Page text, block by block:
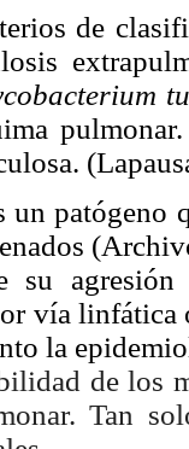
de
un patógeno
su
vía linfática
la
de los
Tan